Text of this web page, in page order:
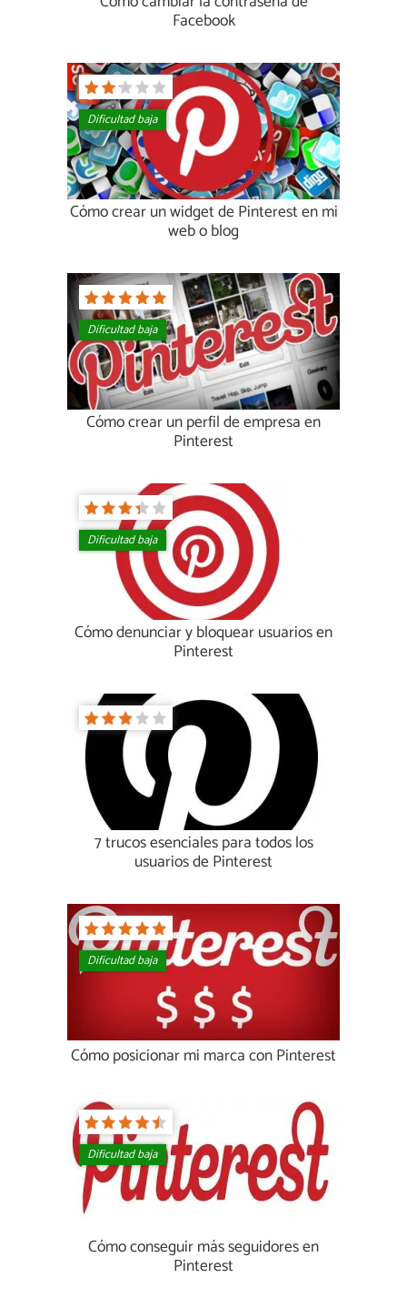
Facebook
Dificultad baja
Cómo crear un widget de Pinterest en mi
web o blog
Dificultad baja
Cómo crear un perfil de empresa en
Pinterest
Dificultad baja
Cómo denunciar y bloquear usuarios en
Pinterest
7 trucos esenciales para todos los
usuarios de Pinterest
Dificultad baja
Cómo posicionar mi marca con Pinterest
Dificultad baja
Cómo conseguir más seguidores en
Pinterest